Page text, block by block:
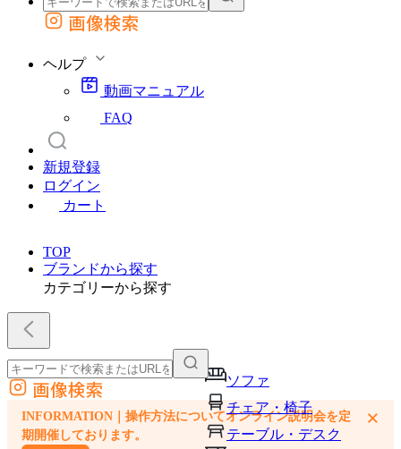
外部サイトの商品をカートに追加
画像検索
ヘルプ
動画マニュアル
FAQ
新規登録
ログイン
カート
TOP
ブランドから探す
カテゴリーから探す
ソファ
チェア・椅子
テーブル・デスク
外部サイトの商品をカートに追加
他のサイトで見つけた商品ページのURLを貼り付けて、カートに追加できます
画像検索
INFORMATION｜操作方法についてオンライン説明会を定
期開催しております。
×